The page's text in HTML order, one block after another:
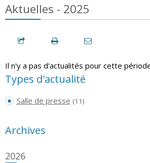
Aktuelles - 2025
Il n'y a pas d'actualités pour cette
Types d'actualité
Salle de presse (11)
Archives
2026